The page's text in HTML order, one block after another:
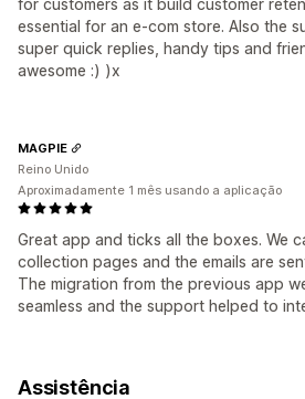
for customers as it build customer
essential for an e-com store. Also the
super quick replies, handy tips and
awesome :) )x
Great app and ticks all the boxes. We
collection pages and the emails are
The migration from the previous app
seamless and the support helped to
MAGPIE
Reino Unido
Aproximadamente 1 mês usando a aplicação
Assistência